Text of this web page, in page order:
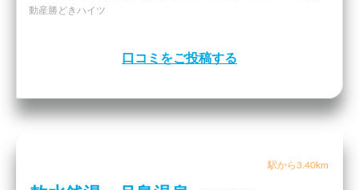
動産勝どきハイツ
口コミをご投稿する
駅から3.40km